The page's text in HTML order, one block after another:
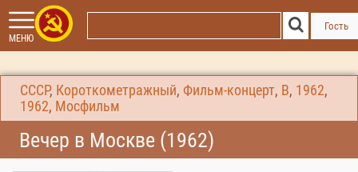
МЕНЮ
Гость
СССР, Короткометражный, Фильм-концерт, В, 1962,
1962, Мосфильм
Вечер в Москве (1962)